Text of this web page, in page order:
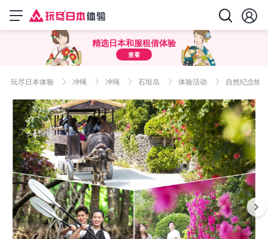
精选日本和服租借体验
查看
玩尽日本体验 冲绳 冲绳 石垣岛 体验活动 自然纪念物